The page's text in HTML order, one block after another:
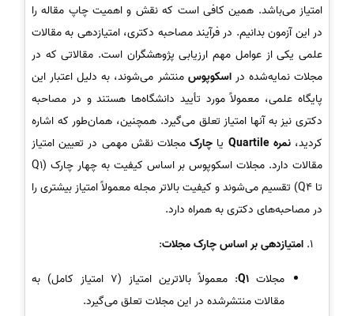
امتیاز می‌باشد. همین کافی است که نقش و اهمیت چاپ مقاله را
در این آزمون بدانیم. در فرآیند مصاحبه دکتری، امتیازدهی به مقالات
علمی یکی از عوامل مهم ارزیابی پژوهشگران است. مقالاتی که در
مجلات نمایه‌شده دراسکوپوس منتشر می‌شوند، به دلیل اعتبار این
پایگاه علمی، معمولاً مورد تأیید دانشگاه‌ها هستند و در مصاحبه
دکتری نیز به آنها امتیاز تعلق می‌گیرد. همچنین، همان‌طور که اشاره
کردید،نمره Quartile یا چارکمجلات نقش مهمی در تعیین امتیاز
مقالات دارد. مجلات اسکوپوس بر اساس کیفیت به چهار چارک (Q1
تا Q4) تقسیم می‌شوند و کیفیت بالاتر مجله معمولاً امتیاز بیشتری را
در مصاحبه‌های دکتری به همراه دارد.
امتیازدهی بر اساس چارک مجلات:
مجلات Q1
: معمولاً بالاترین امتیاز (7 امتیاز کامل) به
مقالات منتشرشده در این مجلات تعلق می‌گیرد.